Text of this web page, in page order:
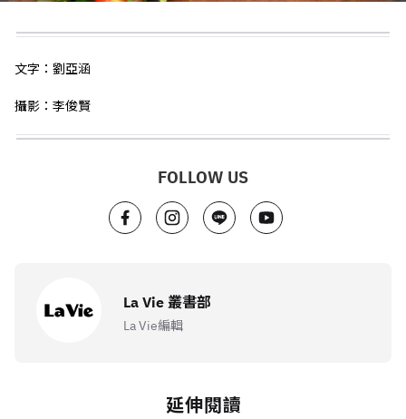
文字：劉亞涵
攝影：李俊賢
FOLLOW US
La Vie 叢書部
La Vie編輯
延伸閱讀